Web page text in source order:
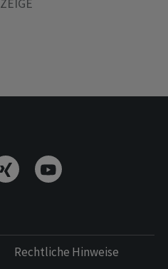
Rechtliche Hinweise